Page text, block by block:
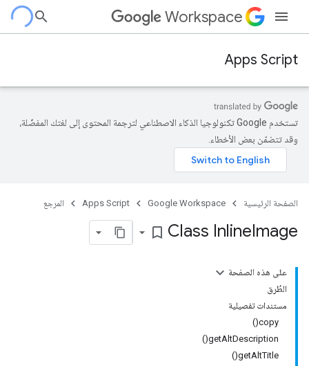
Workspace
Apps Script
تستخدم Google تكنولوجيا الذكاء الاصطناعي لترجمة المحتوى إلى لغتك المفضّلة،
وقد تتضمّن بعض الأخطاء.
الصفحة الرئيسية Google Workspace
Apps Script المرجع
Class InlineImage
bookmark_border
على هذه الصفحة
الطُرق
مستندات تفصيلية
copy()
getAltDescription()
getAltTitle()